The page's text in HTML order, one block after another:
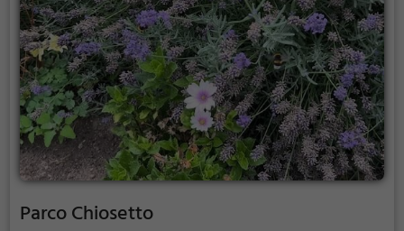
Parco Chiosetto